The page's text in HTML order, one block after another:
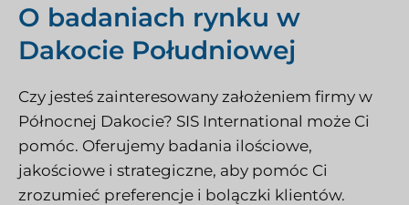
O badaniach rynku w
Dakocie Południowej
Czy jesteś zainteresowany założeniem firmy w
Północnej Dakocie? SIS International może Ci
pomóc. Oferujemy badania ilościowe,
jakościowe i strategiczne, aby pomóc Ci
zrozumieć preferencje i bolączki klientów.